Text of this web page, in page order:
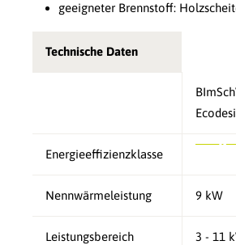
geeigneter Brennstoff:
Technische Daten
Energieeffizienzklasse
Nennwärmeleistung 9 kW
Leistungsbereich 3 - 11